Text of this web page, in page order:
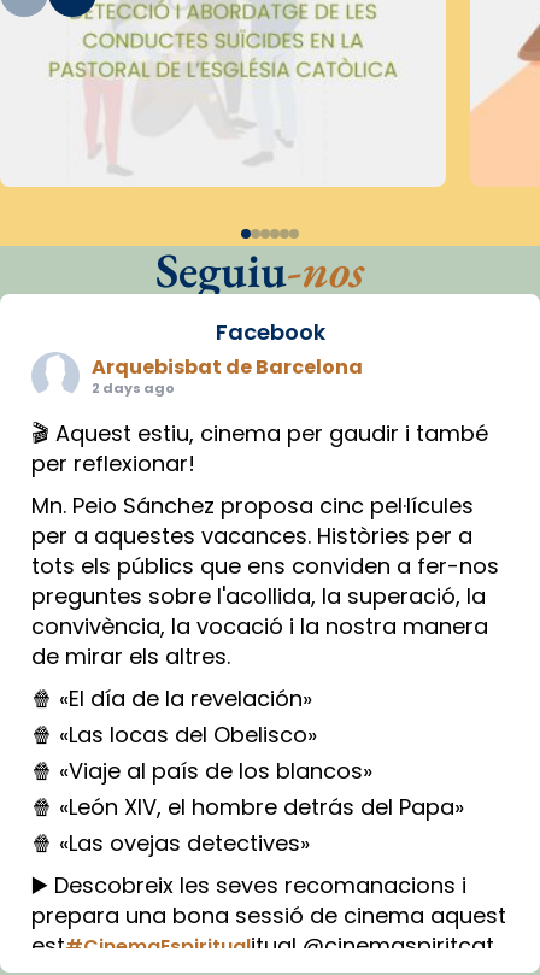
Seguiu-nos
Facebook
Arquebisbat de Barcelona
2 days ago
🎬 Aquest estiu, cinema per gaudir i també
per reflexionar!
Mn. Peio Sánchez proposa cinc pel·lícules
per a aquestes vacances. Històries per a
tots els públics que ens conviden a fer-nos
preguntes sobre l'acollida, la superació, la
convivència, la vocació i la nostra manera
de mirar els altres.
🍿 «El día de la revelación»
🍿 «Las locas del Obelisco»
🍿 «Viaje al país de los blancos»
🍿 «León XIV, el hombre detrás del Papa»
🍿 «Las ovejas detectives»
▶️ Descobreix les seves recomanacions i
prepara una bona sessió de cinema aquest
est#CinemaEspiritualitual @cinemaspiritcat